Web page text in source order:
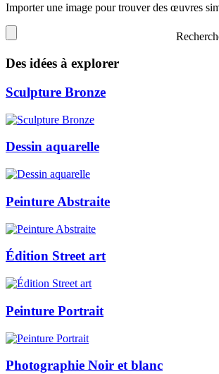
Importer une image pour trouver des œuvres
Des idées à explorer
Sculpture Bronze
Dessin aquarelle
Peinture Abstraite
Édition Street art
Peinture Portrait
Photographie Noir et blanc